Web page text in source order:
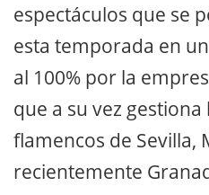
espectáculos que se
esta temporada en
al 100% por la
que a su vez gestiona
flamencos de Sevilla,
recientemente